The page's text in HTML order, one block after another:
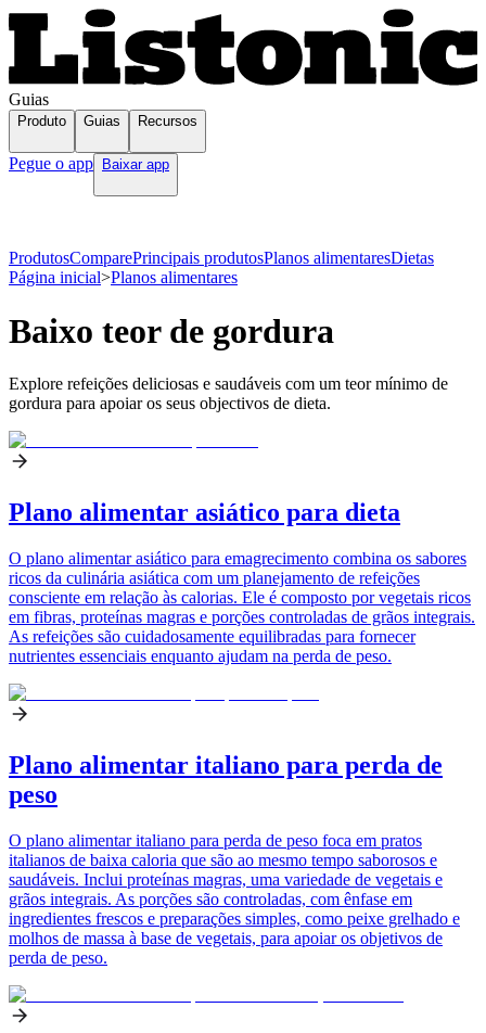
Guias
Produto Guias Recursos
Pegue o app Baixar app
ProdutosComparePrincipais produtosPlanos alimentaresDietas
Página inicial>Planos alimentares
Baixo teor de gordura
Explore refeições deliciosas e saudáveis com um teor mínimo de
gordura para apoiar os seus objectivos de dieta.
Plano alimentar asiático para dieta
O plano alimentar asiático para emagrecimento combina os sabores
ricos da culinária asiática com um planejamento de refeições
consciente em relação às calorias. Ele é composto por vegetais ricos
em fibras, proteínas magras e porções controladas de grãos integrais.
As refeições são cuidadosamente equilibradas para fornecer
nutrientes essenciais enquanto ajudam na perda de peso.
Plano alimentar italiano para perda de
peso
O plano alimentar italiano para perda de peso foca em pratos
italianos de baixa caloria que são ao mesmo tempo saborosos e
saudáveis. Inclui proteínas magras, uma variedade de vegetais e
grãos integrais. As porções são controladas, com ênfase em
ingredientes frescos e preparações simples, como peixe grelhado e
molhos de massa à base de vegetais, para apoiar os objetivos de
perda de peso.